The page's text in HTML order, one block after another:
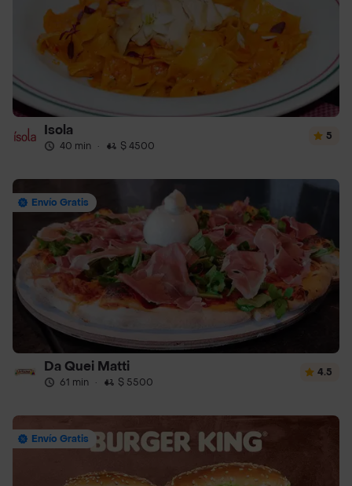
Isola
40 min · $ 4500
5
Envío Gratis
Da Quei Matti
61 min · $ 5500
4.5
Envío Gratis